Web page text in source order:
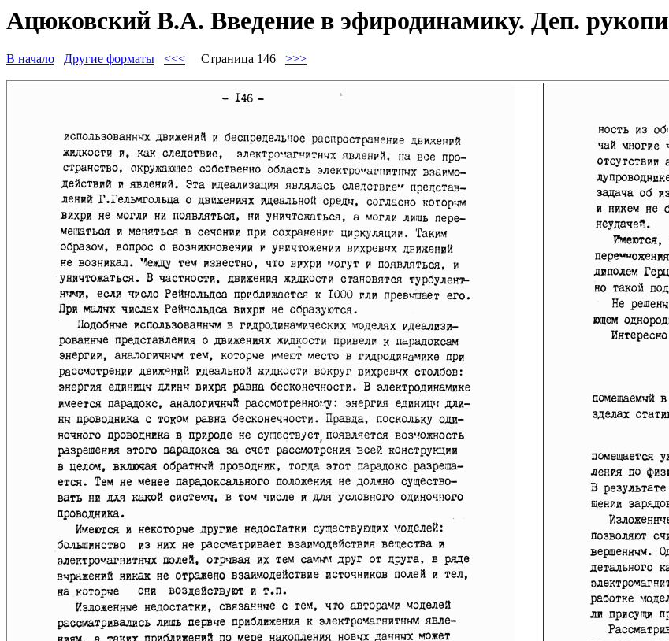
Ацюковский В.А. Введение в эфиродинамику. Деп.
В начало Другие форматы <<< Страница 146 >>>